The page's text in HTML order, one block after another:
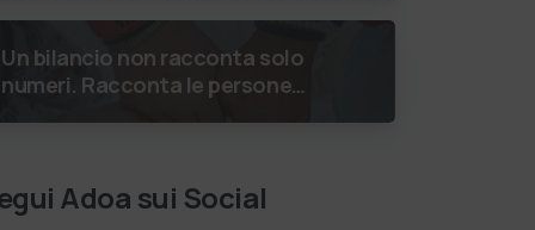
luglio 2026 Uniti dallo stesso
orizzonte: nessun lim…
Un bilancio non racconta solo
numeri. Racconta le persone
Adoa sui Social